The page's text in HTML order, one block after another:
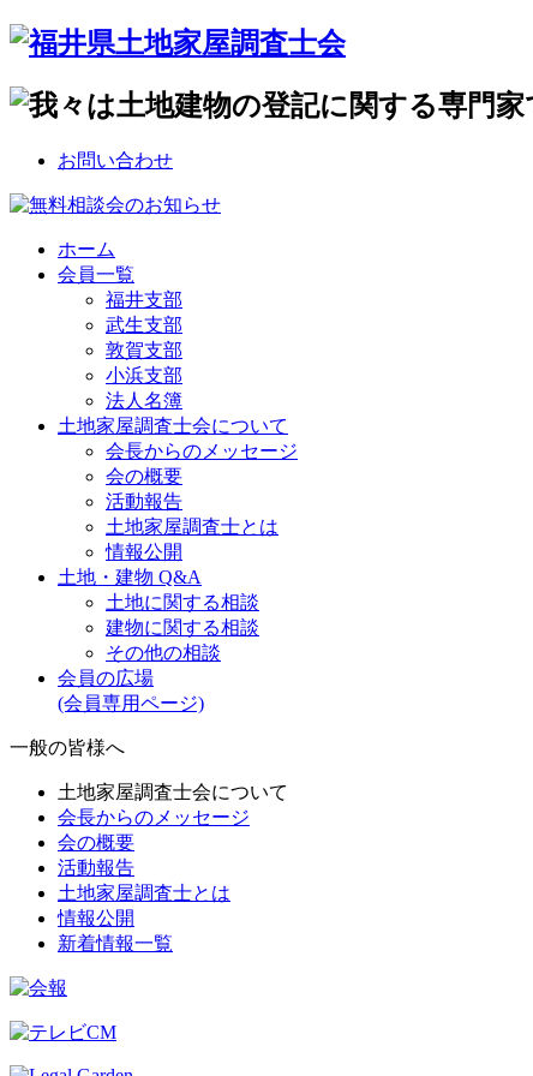
お問い合わせ
ホーム
会員一覧
福井支部
武生支部
敦賀支部
小浜支部
法人名簿
土地家屋調査士会について
会長からのメッセージ
会の概要
活動報告
土地家屋調査士とは
情報公開
土地・建物 Q&A
土地に関する相談
建物に関する相談
その他の相談
会員の広場
(会員専用ページ)
一般の皆様へ
土地家屋調査士会について
会長からのメッセージ
会の概要
活動報告
土地家屋調査士とは
情報公開
新着情報一覧